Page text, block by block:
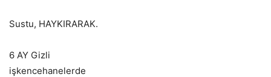
Sustu, HAYKIRARAK.
6 AY Gizli